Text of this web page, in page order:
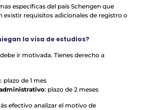
específicas del país Schengen que
existir requisitos adicionales de registro o
la visa de estudios?
ir motivada. Tienes derecho a
: plazo de 1 mes
: plazo de 2 meses
efectivo analizar el motivo de